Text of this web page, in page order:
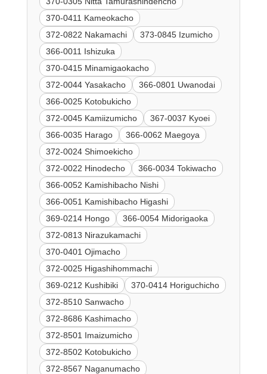
370-0411 Kameokacho
372-0822 Nakamachi
373-0845 Izumicho
366-0011 Ishizuka
370-0415 Minamigaokacho
372-0044 Yasakacho
366-0801 Uwanodai
366-0025 Kotobukicho
372-0045 Kamiizumicho
367-0037 Kyoei
366-0035 Harago
366-0062 Maegoya
372-0024 Shimoekicho
372-0022 Hinodecho
366-0034 Tokiwacho
366-0052 Kamishibacho Nishi
366-0051 Kamishibacho Higashi
369-0214 Hongo
366-0054 Midorigaoka
372-0813 Nirazukamachi
370-0401 Ojimacho
372-0025 Higashihommachi
369-0212 Kushibiki
370-0414 Horiguchicho
372-8510 Sanwacho
372-8686 Kashimacho
372-8501 Imaizumicho
372-8502 Kotobukicho
372-8567 Naganumacho